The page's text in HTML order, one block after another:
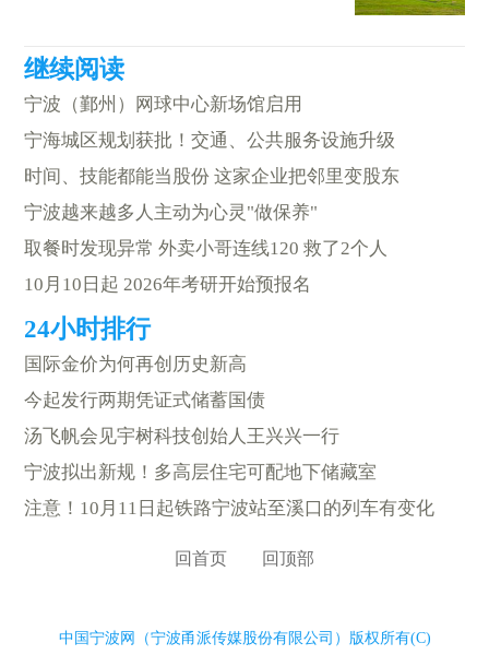
宁波（鄞州）网球中心新场馆启用
宁海城区规划获批！交通、公共服务设施升级
时间、技能都能当股份 这家企业把邻里变股东
宁波越来越多人主动为心灵"做保养"
取餐时发现异常 外卖小哥连线120 救了2个人
10月10日起 2026年考研开始预报名
国际金价为何再创历史新高
今起发行两期凭证式储蓄国债
汤飞帆会见宇树科技创始人王兴兴一行
宁波拟出新规！多高层住宅可配地下储藏室
注意！10月11日起铁路宁波站至溪口的列车有变化
回首页 回顶部
中国宁波网（宁波甬派传媒股份有限公司）版权所有(C)